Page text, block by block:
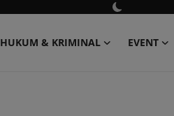
HUKUM & KRIMINAL EVENT